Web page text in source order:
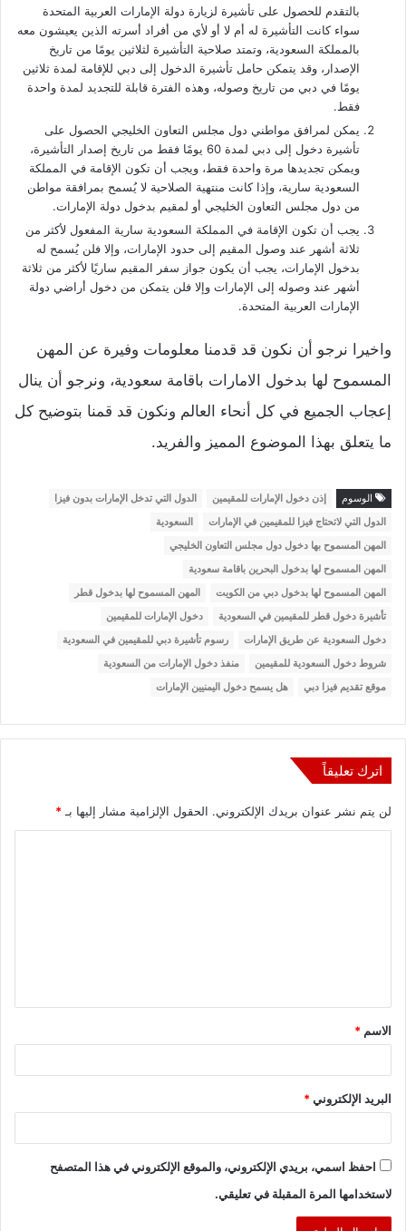
بالتقدم للحصول على تأشيرة لزيارة دولة الإمارات العربية المتحدة
سواء كانت التأشيرة له أم لا أو لأي من أفراد أسرته الذين يعيشون معه
بالمملكة السعودية، وتمتد صلاحية التأشيرة لثلاثين يومًا من تاريخ
الإصدار، وقد يتمكن حامل تأشيرة الدخول إلى دبي للإقامة لمدة ثلاثين
يومًا في دبي من تاريخ وصوله، وهذه الفترة قابلة للتجديد لمدة واحدة
فقط.
يمكن لمرافق مواطني دول مجلس التعاون الخليجي الحصول على
تأشيرة دخول إلى دبي لمدة 60 يومًا فقط من تاريخ إصدار التأشيرة،
ويمكن تجديدها مرة واحدة فقط، ويجب أن تكون الإقامة في المملكة
السعودية سارية، وإذا كانت منتهية الصلاحية لا يُسمح بمرافقة مواطن
من دول مجلس التعاون الخليجي أو لمقيم بدخول دولة الإمارات.
يجب أن تكون الإقامة في المملكة السعودية سارية المفعول لأكثر من
ثلاثة أشهر عند وصول المقيم إلى حدود الإمارات، وإلا فلن يُسمح له
بدخول الإمارات، يجب أن يكون جواز سفر المقيم ساريًا لأكثر من ثلاثة
أشهر عند وصوله إلى الإمارات وإلا فلن يتمكن من دخول أراضي دولة
الإمارات العربية المتحدة.
واخيرا نرجو أن نكون قد قدمنا معلومات وفيرة عن المهن
المسموح لها بدخول الامارات باقامة سعودية، ونرجو أن ينال
إعجاب الجميع في كل أنحاء العالم ونكون قد قمنا بتوضيح كل
ما يتعلق بهذا الموضوع المميز والفريد.
الوسوم إذن دخول الإمارات للمقيمين
الدول التي تدخل الإمارات بدون فيزا
الدول التي لاتحتاج فيزا للمقيمين في الإمارات
السعودية
المهن المسموح بها دخول دول مجلس التعاون الخليجي
المهن المسموح لها بدخول البحرين باقامة سعودية
المهن المسموح لها بدخول دبي من الكويت
المهن المسموح لها بدخول قطر
تأشيرة دخول قطر للمقيمين في السعودية
دخول الإمارات للمقيمين
دخول السعودية عن طريق الإمارات
رسوم تأشيرة دبي للمقيمين في السعودية
شروط دخول السعودية للمقيمين
منفذ دخول الإمارات من السعودية
موقع تقديم فيزا دبي
هل يسمح دخول اليمنيين الإمارات
اترك تعليقاً
لن يتم نشر عنوان بريدك الإلكتروني. الحقول الإلزامية مشار إليها بـ *
ق
*
الاسم *
البريد الإلكتروني*
احفظ اسمي، بريدي الإلكتروني، والموقع الإلكتروني في هذا المتصفح
لاستخدامها المرة المقبلة في تعليقي.